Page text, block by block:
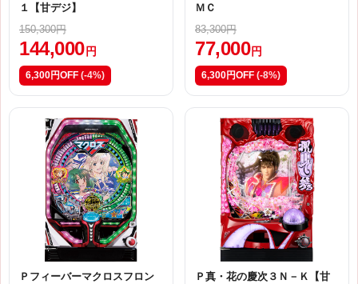
１【甘デジ】
150,300円
144,000 円
6,300円OFF (-4%)
ＭＣ
83,300円
77,000 円
6,300円OFF (-8%)
Ｐフィーバーマクロスフロン
Ｐ真・花の慶次３Ｎ－Ｋ【甘